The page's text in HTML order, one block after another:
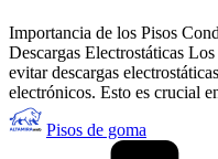
Importancia de los Pisos
Descargas Electrostáticas
evitar descargas
electrónicos. Esto es crucial
Publicado
por
Pisos de goma